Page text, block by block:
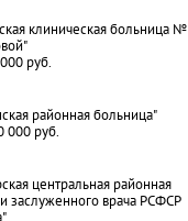
клиническая больница №
руб.
районная больница"
000 руб.
центральная районная
заслуженного врача РСФСР